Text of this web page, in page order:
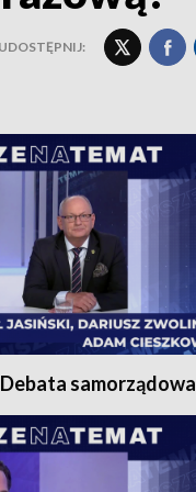
UDOSTĘPNIJ:
samorządowa